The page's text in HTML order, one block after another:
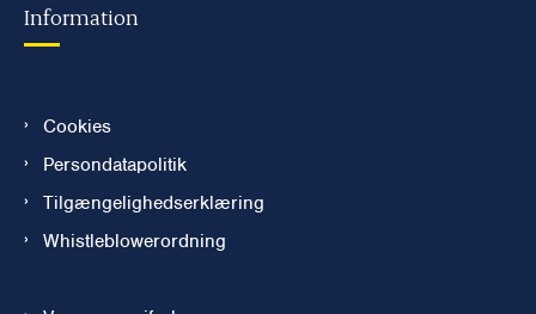
Information
Cookies
Persondatapolitik
Tilgængelighedserklæring
Whistleblowerordning